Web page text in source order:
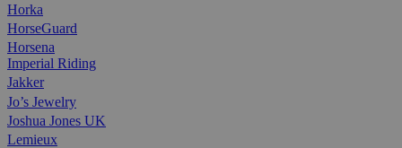
Horka
HorseGuard
Horsena
Imperial Riding
Jakker
Jo’s Jewelry
Joshua Jones UK
Lemieux